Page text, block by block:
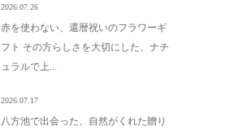
2026.07.26
赤を使わない、還暦祝いのフラワーギ
フト その方らしさを大切にした、ナチ
ュラルで上...
2026.07.17
八方池で出会った、自然がくれた贈り